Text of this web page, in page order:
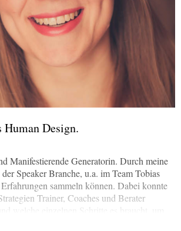
Design.
Manifestierende Generatorin. Durch meine
Speaker Branche, u.a. im Team Tobias
sammeln können. Dabei konnte
Trainer, Coaches und Berater
welche einzelnen Schritte es braucht, um